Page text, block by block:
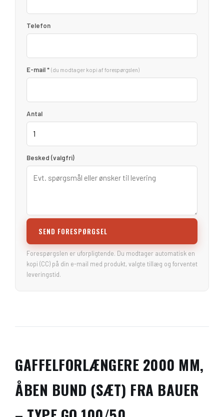
Telefon
E-mail * (du modtager kopi af forespørgslen)
Antal
Besked (valgfri)
SEND FORESPØRGSEL
Forespørgslen er uforpligtende. Du modtager automatisk en
kopi (CC) på din e-mail med produkt, valgte tillæg og forventet
leveringstid.
GAFFELFORLÆNGERE 2000 MM,
ÅBEN BUND (SÆT) FRA BAUER